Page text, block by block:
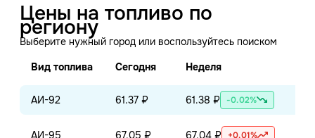
Цены на топливо по
региону
Выберите нужный город или воспользуйтесь поиском
Вид топлива
Сегодня Неделя
АИ-92 61.37 ₽ 61.38 ₽ -0.02%
АИ-95 67.05 ₽ 67.04 ₽ +0.01%